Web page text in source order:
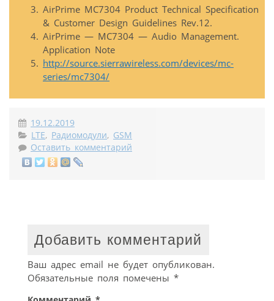
AirPrime MC7304 Product Technical Specification
& Customer Design Guidelines Rev.12.
AirPrime — MC7304 — Audio Management.
Application Note
http://source.sierrawireless.com/devices/mc-
series/mc7304/
19.12.2019
LTE, Радиомодули, GSM
Оставить комментарий
Добавить комментарий
Ваш адрес email не будет опубликован.
Обязательные поля помечены *